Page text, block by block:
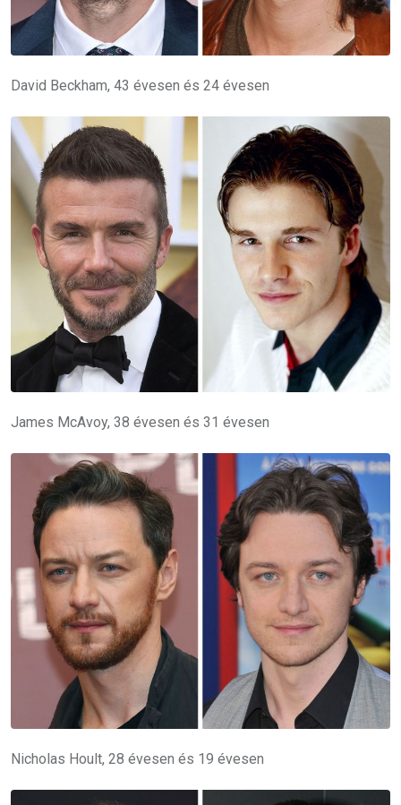
David Beckham, 43 évesen és 24 évesen
James McAvoy, 38 évesen és 31 évesen
Nicholas Hoult, 28 évesen és 19 évesen